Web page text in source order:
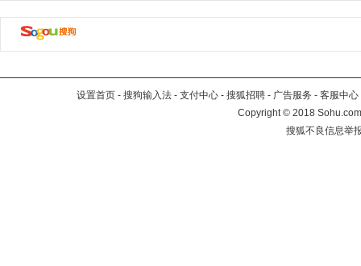
设置首页 - 搜狗输入法 - 支付中心 - 搜狐招聘 - 广告服务 - 客服中心
Copyright©2018
搜狐不良信息举